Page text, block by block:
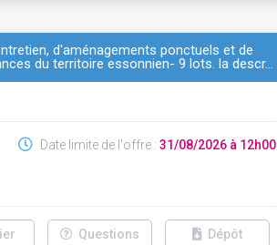
d'aménagements ponctuels et de
du territoire essonnien- 9 lots. la descr…
Date limite de l'offre : 31/08/2026 à 12h00
Questions Dépôt